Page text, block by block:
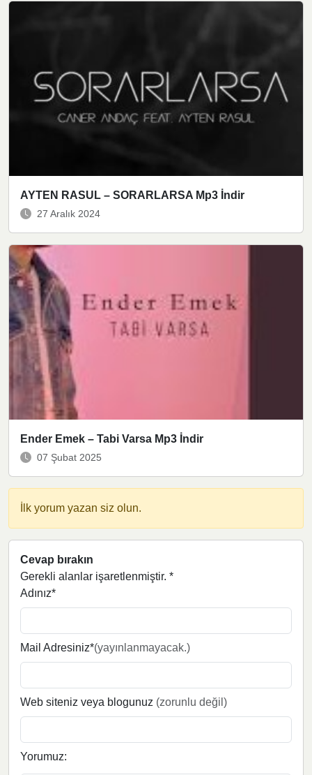
AYTEN RASUL – SORARLARSA Mp3 İndir
27 Aralık 2024
Ender Emek – Tabi Varsa Mp3 İndir
07 Şubat 2025
İlk yorum yazan siz olun.
Cevap bırakın
Gerekli alanlar işaretlenmiştir. *
Adınız*
Mail Adresiniz*(yayınlanmayacak.)
Web siteniz veya blogunuz (zorunlu değil)
Yorumuz: